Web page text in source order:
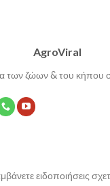
AgroViral
των ζώων & του κήπου
ειδοποιήσεις